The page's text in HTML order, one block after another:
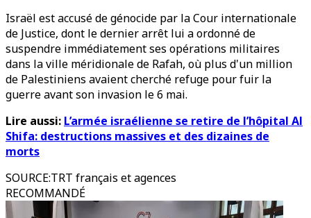
Israël est accusé de génocide par la Cour internationale
de Justice, dont le dernier arrêt lui a ordonné de
suspendre immédiatement ses opérations militaires
dans la ville méridionale de Rafah, où plus d'un million
de Palestiniens avaient cherché refuge pour fuir la
guerre avant son invasion le 6 mai.
Lire aussi: L’armée israélienne se retire de l’hôpital Al
Shifa: destructions massives et des dizaines de
morts
SOURCE:TRT français et agences
RECOMMANDÉ